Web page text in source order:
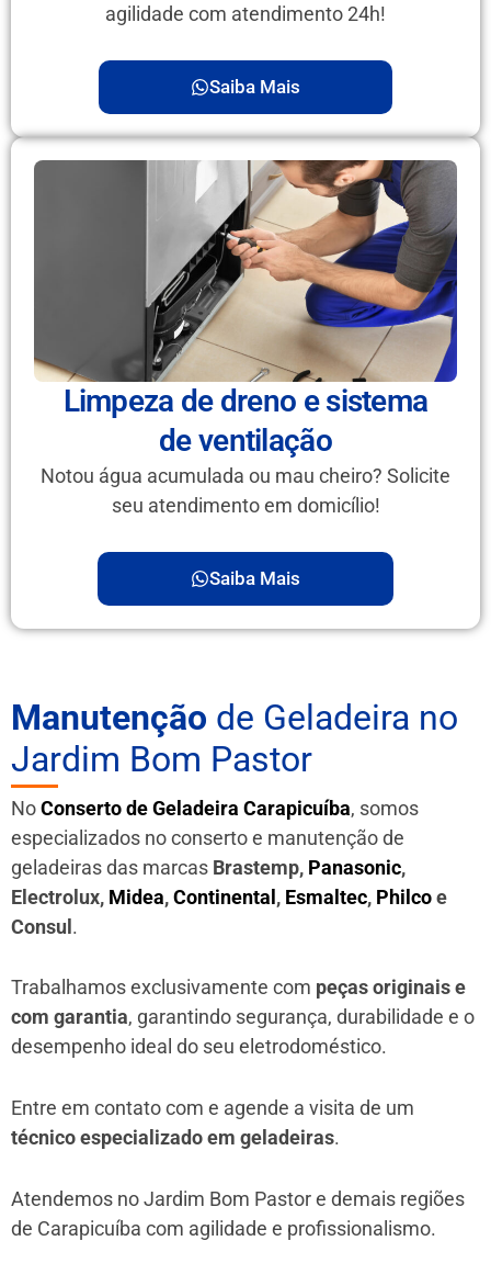
agilidade com atendimento 24h!
Saiba Mais
Limpeza de dreno e sistema
de ventilação
Notou água acumulada ou mau cheiro? Solicite
seu atendimento em domicílio!
Saiba Mais
Manutenção de Geladeira no
Jardim Bom Pastor
NoConserto de Geladeira Carapicuíba, somos
especializados no conserto e manutenção de
geladeiras das marcas Brastemp, Panasonic,
Electrolux, Midea,Continental, Esmaltec, Philcoe
Consul.
Trabalhamos exclusivamente com peças originais e
com garantia, garantindo segurança, durabilidade e o
desempenho ideal do seu eletrodoméstico.
Entre em contato com e agende a visita de um
técnico especializado em geladeiras.
Atendemos no Jardim Bom Pastor e demais regiões
de Carapicuíba com agilidade e profissionalismo.